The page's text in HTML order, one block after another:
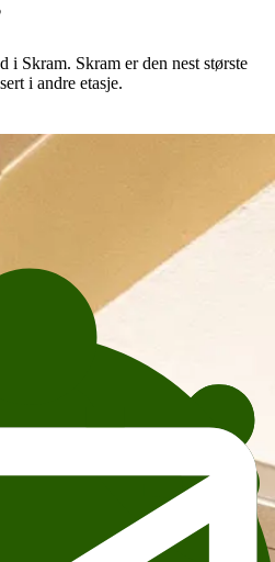
i Skram. Skram er den nest største
i andre etasje.